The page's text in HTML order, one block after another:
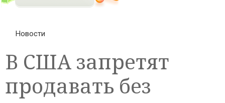
Новости
В США запретят
продавать без